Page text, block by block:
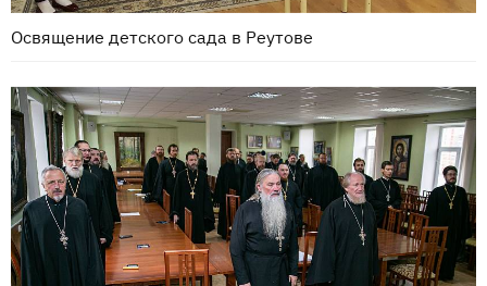
Освящение детского сада в Реутове